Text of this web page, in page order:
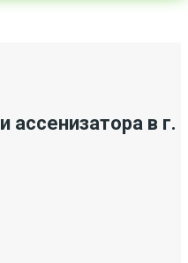
ассенизатора в г.